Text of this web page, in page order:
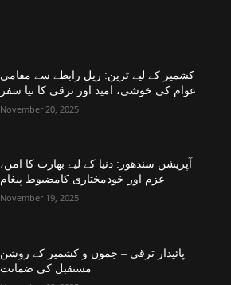
کشمیر کے لیے ٹرین: ریل رابطے سے مقامی
عوام کی خوشی، امید اور ترقی کا نیا سفر
November 20, 2025
آپریشن سندھور: دنیا کے لیے بھارت کا امن،
عزم اور خودمختاری کامضبوط پیغام
November 19, 2025
پائیدار ترقی – جموں و کشمیر کے روشن
مستقبل کی ضمانت